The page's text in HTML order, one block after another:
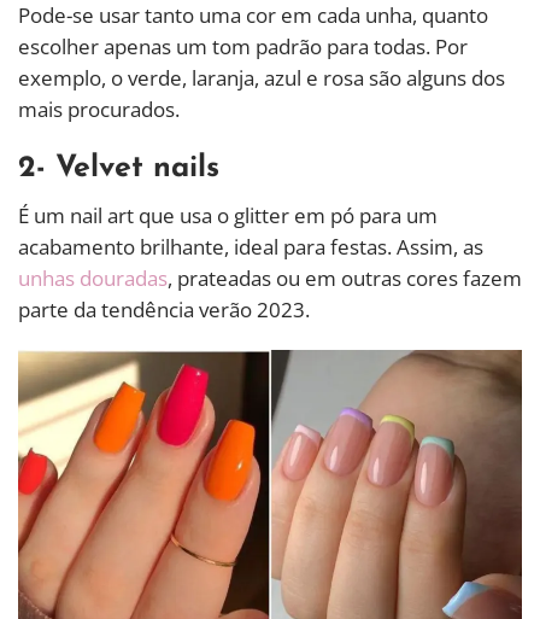
Pode-se usar tanto uma cor em cada unha, quanto
escolher apenas um tom padrão para todas. Por
exemplo, o verde, laranja, azul e rosa são alguns dos
mais procurados.
2- Velvet nails
É um nail art que usa o glitter em pó para um
acabamento brilhante, ideal para festas. Assim, as
unhas douradas, prateadas ou em outras cores fazem
parte da tendência verão 2023.